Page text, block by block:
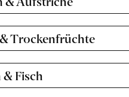
Trockenfrüchte
& Fisch